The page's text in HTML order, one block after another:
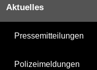
Aktuelles
Pressemitteilungen
Polizeimeldungen